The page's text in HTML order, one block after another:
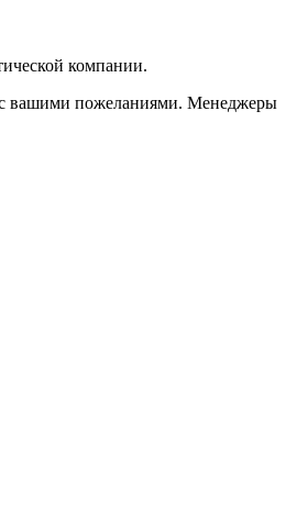
компании.
с вашими пожеланиями. Менеджеры